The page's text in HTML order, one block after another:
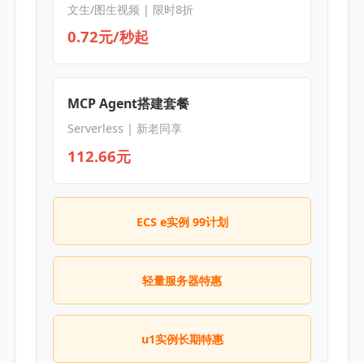
文生/图生视频 | 限时8折
0.72元/秒起
MCP Agent搭建套餐
Serverless | 新老同享
112.66元
ECS e实例 99计划
轻量服务器特惠
u1实例长期特惠